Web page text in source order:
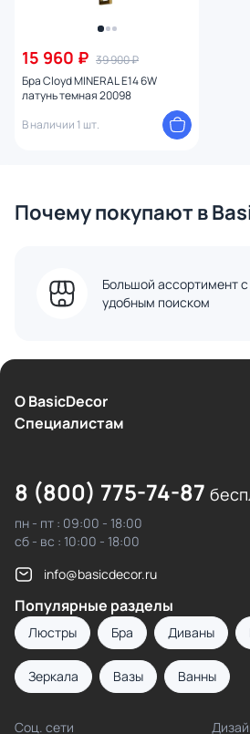
15 960 ₽ 39 900 ₽
Бра Cloyd MINERAL E14 6W
латунь темная 20098
В наличии 1 шт.
Почему покупают в
Большой ассортимент с
удобным поиском
О BasicDecor
Cпециалистам
8 (800) 775-74-87
пн - пт : 09:00 - 18:00
сб - вс : 10:00 - 18:00
info@basicdecor.ru
Популярные разделы
Люстры Бра Диваны
Зеркала Вазы Ванны
Соц. сети